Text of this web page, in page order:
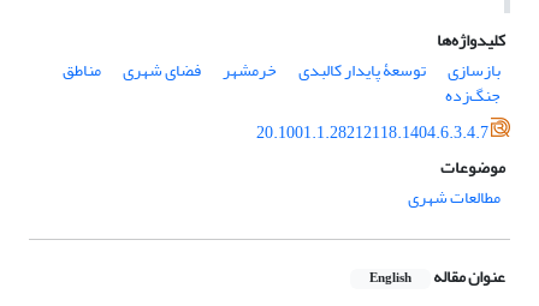
کلیدواژه‌ها
بازسازی
توسعۀ پایدار کالبدی خرمشهر فضای شهری مناطق
جنگ‌زده
20.1001.1.28212118.1404.6.3.4.7
موضوعات
مطالعات شهری
عنوان مقاله English